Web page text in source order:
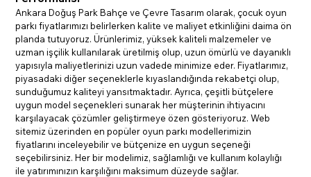
Ankara Doğuş Park Bahçe ve Çevre Tasarım olarak, çocuk oyun
parkı fiyatlarımızı belirlerken kalite ve maliyet etkinliğini daima ön
planda tutuyoruz. Ürünlerimiz, yüksek kaliteli malzemeler ve
uzman işçilik kullanılarak üretilmiş olup, uzun ömürlü ve dayanıklı
yapısıyla maliyetlerinizi uzun vadede minimize eder. Fiyatlarımız,
piyasadaki diğer seçeneklerle kıyaslandığında rekabetçi olup,
sunduğumuz kaliteyi yansıtmaktadır. Ayrıca, çeşitli bütçelere
uygun model seçenekleri sunarak her müşterinin ihtiyacını
karşılayacak çözümler geliştirmeye özen gösteriyoruz. Web
sitemiz üzerinden en popüler oyun parkı modellerimizin
fiyatlarını inceleyebilir ve bütçenize en uygun seçeneği
seçebilirsiniz. Her bir modelimiz, sağlamlığı ve kullanım kolaylığı
ile yatırımınızın karşılığını maksimum düzeyde sağlar.